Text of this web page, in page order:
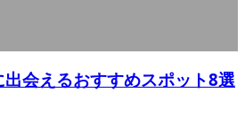
会えるおすすめスポット8選